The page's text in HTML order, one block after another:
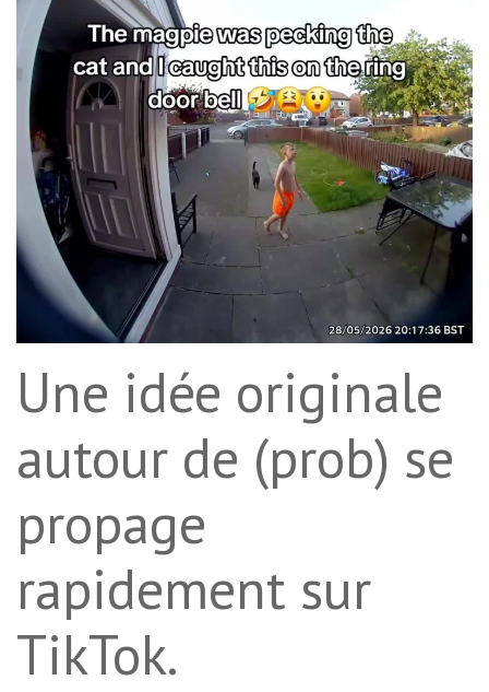
Une idée originale
autour de (prob) se
propage
rapidement sur
TikTok.